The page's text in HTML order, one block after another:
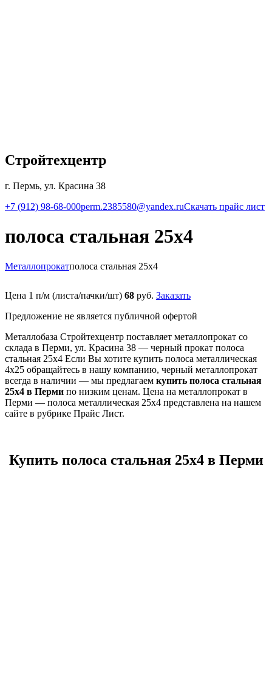
Стройтехцентр
г. Пермь, ул. Красина 38
+7 (912) 98-68-000perm.2385580@yandex.ruСкачать прайс лист
полоса стальная 25х4
Металлопрокатполоса стальная 25х4
Цена 1 п/м (листа/пачки/шт) 68 руб. Заказать
Предложение не является публичной офертой
Металлобаза Стройтехцентр поставляет металлопрокат со
склада в Перми, ул. Красина 38 — черный прокат полоса
стальная 25х4 Если Вы хотите купить полоса металлическая
4х25 обращайтесь в нашу компанию, черный металлопрокат
всегда в наличии — мы предлагаем купить полоса стальная
25х4 в Перми по низким ценам. Цена на металлопрокат в
Перми — полоса металлическая 25х4 представлена на нашем
сайте в рубрике Прайс Лист.
Купить полоса стальная 25х4 в Перми